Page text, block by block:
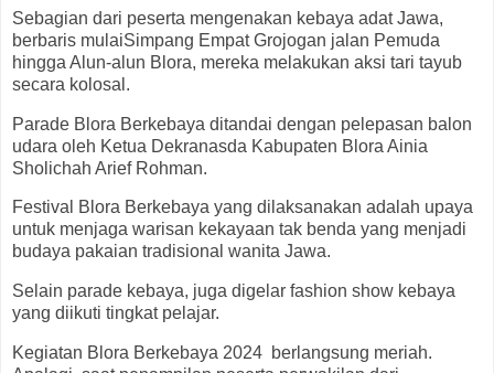
Sebagian dari peserta mengenakan kebaya adat Jawa,
berbaris mulaiSimpang Empat Grojogan jalan Pemuda
hingga Alun-alun Blora, mereka melakukan aksi tari tayub
secara kolosal.
Parade Blora Berkebaya ditandai dengan pelepasan balon
udara oleh Ketua Dekranasda Kabupaten Blora Ainia
Sholichah Arief Rohman.
Festival Blora Berkebaya yang dilaksanakan adalah upaya
untuk menjaga warisan kekayaan tak benda yang menjadi
budaya pakaian tradisional wanita Jawa.
Selain parade kebaya, juga digelar fashion show kebaya
yang diikuti tingkat pelajar.
Kegiatan Blora Berkebaya 2024 berlangsung meriah.